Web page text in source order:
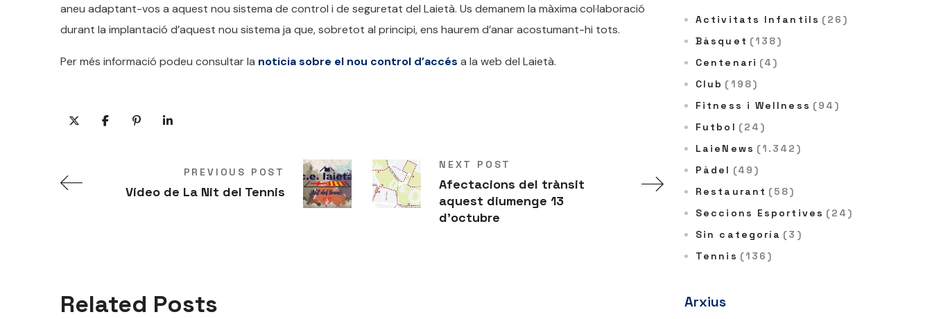
aneu adaptant-vos a aquest nou sistema de control i de seguretat del Laietà. Us demanem la màxima col·laboració
durant la implantació d’aquest nou sistema ja que, sobretot al principi, ens haurem d’anar acostumant-hi tots.
Per més informació podeu consultar la noticia sobre el nou control d’accés a la web del Laietà.
PREVIOUS POST
Vídeo de La Nit del Tennis
NEXT POST
Afectacions del trànsit
aquest diumenge 13
d'octubre
Related Posts
Activitats Infantils (26)
Bàsquet (138)
Centenari (4)
Club (198)
Fitness i Wellness (94)
Futbol (24)
LaieNews (1.342)
Pàdel (49)
Restaurant (58)
Seccions Esportives (24)
Sin categoría (3)
Tennis (136)
Arxius